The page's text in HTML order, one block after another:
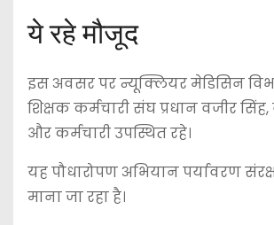
ये रहे मौजूद
इस अवसर पर न्यूक्लियर मेडिसिन
शिक्षक कर्मचारी संघ प्रधान वजीर
और कर्मचारी उपस्थित रहे।
यह पौधारोपण अभियान पर्यावरण
माना जा रहा है।